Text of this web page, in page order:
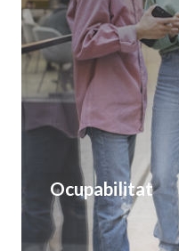
Ocupabilitat